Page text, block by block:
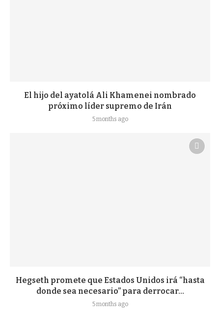
El hijo del ayatolá Ali Khamenei nombrado
próximo líder supremo de Irán
5 months ago
Hegseth promete que Estados Unidos irá “hasta
donde sea necesario” para derrocar...
5 months ago